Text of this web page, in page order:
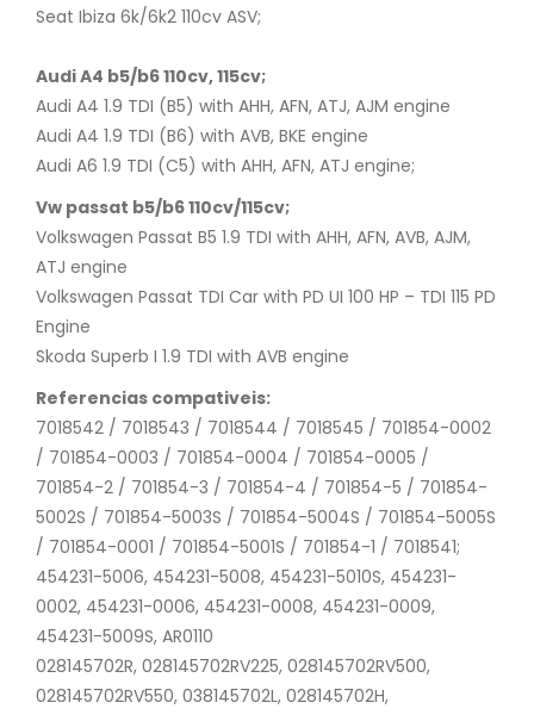
Seat Ibiza 6k/6k2 110cv ASV;
Audi A4 b5/b6 110cv, 115cv;
Audi A4 1.9 TDI (B5) with AHH, AFN, ATJ, AJM engine
Audi A4 1.9 TDI (B6) with AVB, BKE engine
Audi A6 1.9 TDI (C5) with AHH, AFN, ATJ engine;
Vw passat b5/b6 110cv/115cv;
Volkswagen Passat B5 1.9 TDI with AHH, AFN, AVB, AJM,
ATJ engine
Volkswagen Passat TDI Car with PD UI 100 HP – TDI 115 PD
Engine
Skoda Superb I 1.9 TDI with AVB engine
Referencias compativeis:
7018542 / 7018543 / 7018544 / 7018545 / 701854-0002
/ 701854-0003 / 701854-0004 / 701854-0005 /
701854-2 / 701854-3 / 701854-4 / 701854-5 / 701854-
5002S / 701854-5003S / 701854-5004S / 701854-5005S
/ 701854-0001 / 701854-5001S / 701854-1 / 7018541;
454231-5006, 454231-5008, 454231-5010S, 454231-
0002, 454231-0006, 454231-0008, 454231-0009,
454231-5009S, AR0110
028145702R, 028145702RV225, 028145702RV500,
028145702RV550, 038145702L, 028145702H,